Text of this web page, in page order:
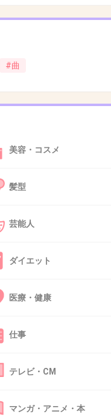
ね。
したのは衝撃的
+53
+53
#曲
美容・コスメ
髪型
芸能人
ダイエット
医療・健康
仕事
テレビ・CM
マンガ・アニメ・本